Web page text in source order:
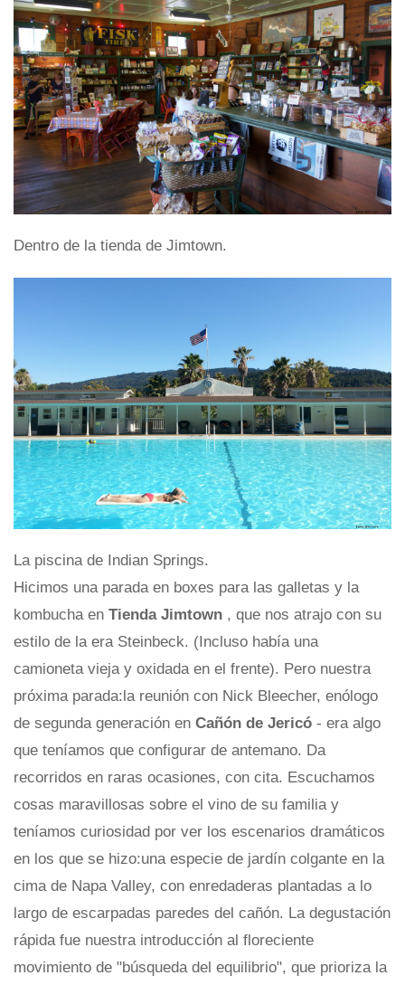
Dentro de la tienda de Jimtown.
La piscina de Indian Springs.
Hicimos una parada en boxes para las galletas y la
kombucha en Tienda Jimtown , que nos atrajo con su
estilo de la era Steinbeck. (Incluso había una
camioneta vieja y oxidada en el frente). Pero nuestra
próxima parada:la reunión con Nick Bleecher, enólogo
de segunda generación en Cañón de Jericó - era algo
que teníamos que configurar de antemano. Da
recorridos en raras ocasiones, con cita. Escuchamos
cosas maravillosas sobre el vino de su familia y
teníamos curiosidad por ver los escenarios dramáticos
en los que se hizo:una especie de jardín colgante en la
cima de Napa Valley, con enredaderas plantadas a lo
largo de escarpadas paredes del cañón. La degustación
rápida fue nuestra introducción al floreciente
movimiento de "búsqueda del equilibrio", que prioriza la